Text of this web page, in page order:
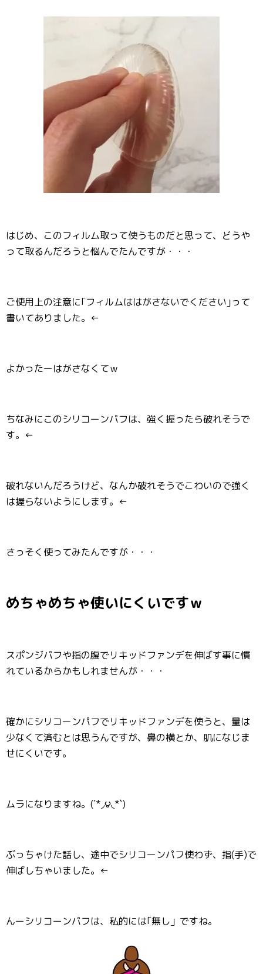
はじめ、このフィルム取って使うものだと思って、どうや
って取るんだろうと悩んでたんですが・・・
ご使用上の注意に｢フィルムははがさないでください｣って
書いてありました。←
よかったーはがさなくてｗ
ちなみにこのシリコーンパフは、強く握ったら破れそうで
す。←
破れないんだろうけど、なんか破れそうでこわいので強く
は握らないようにします。←
さっそく使ってみたんですが・・・
めちゃめちゃ使いにくいですｗ
スポンジパフや指の腹でリキッドファンデを伸ばす事に慣
れているからかもしれませんが・・・
確かにシリコーンパフでリキッドファンデを使うと、量は
少なくて済むとは思うんですが、鼻の横とか、肌になじま
せにくいです。
ムラになりますね。(´*◞౪◟*`)
ぶっちゃけた話し、途中でシリコーンパフ使わず、指(手)で
伸ばしちゃいました。←
んーシリコーンパフは、私的には｢無し」ですね。